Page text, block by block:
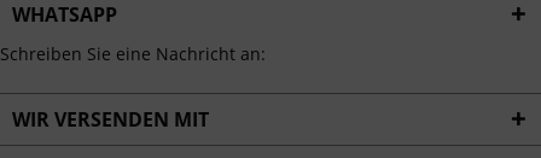
WHATSAPP
Schreiben Sie eine Nachricht an:
WIR VERSENDEN MIT